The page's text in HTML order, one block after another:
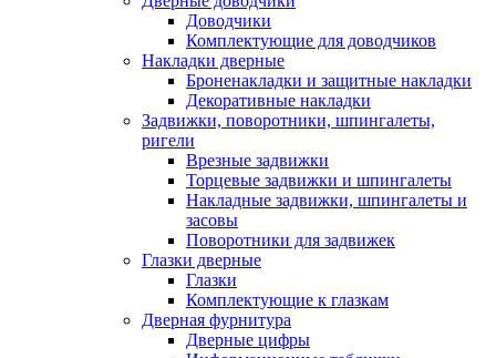
Доводчики
Комплектующие для доводчиков
Накладки дверные
Броненакладки и защитные накладки
Декоративные накладки
Задвижки, поворотники, шпингалеты,
ригели
Врезные задвижки
Торцевые задвижки и шпингалеты
Накладные задвижки, шпингалеты и
засовы
Поворотники для задвижек
Глазки дверные
Глазки
Комплектующие к глазкам
Дверная фурнитура
Дверные цифры